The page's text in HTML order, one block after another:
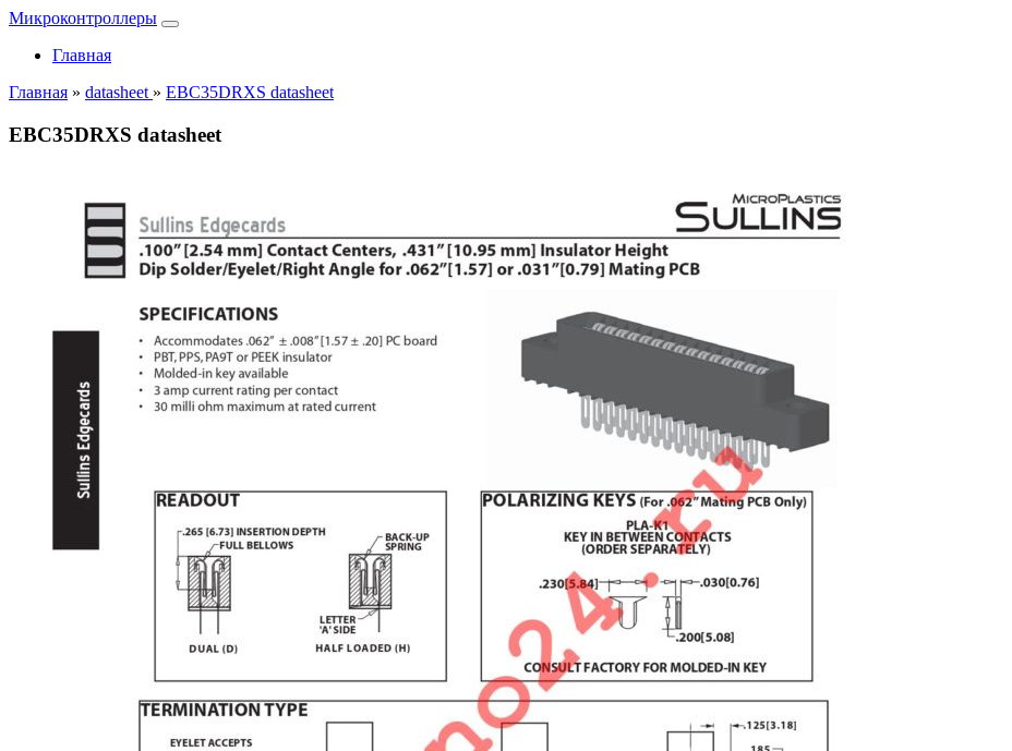
Микроконтроллеры
Главная
Главная » datasheet » EBC35DRXS datasheet
EBC35DRXS datasheet